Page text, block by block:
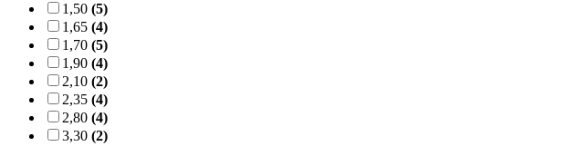
1,50 (5)
1,65 (4)
1,70 (5)
1,90 (4)
2,10 (2)
2,35 (4)
2,80 (4)
3,30 (2)